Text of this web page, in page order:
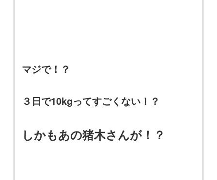
マジで！？
３日で10kgってすごくない！？
しかもあの猪木さんが！？